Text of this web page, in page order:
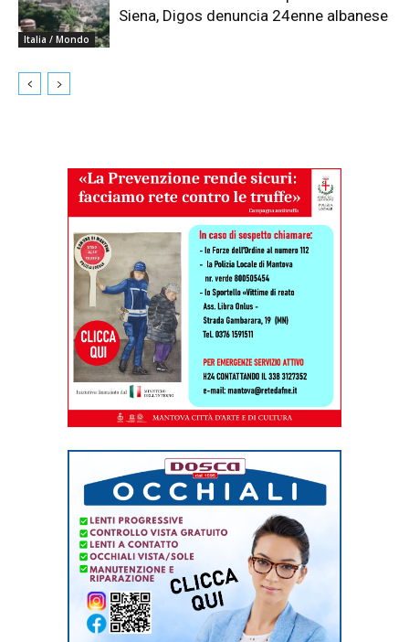
Italia / Mondo
Siena, Digos denuncia 24enne albanese